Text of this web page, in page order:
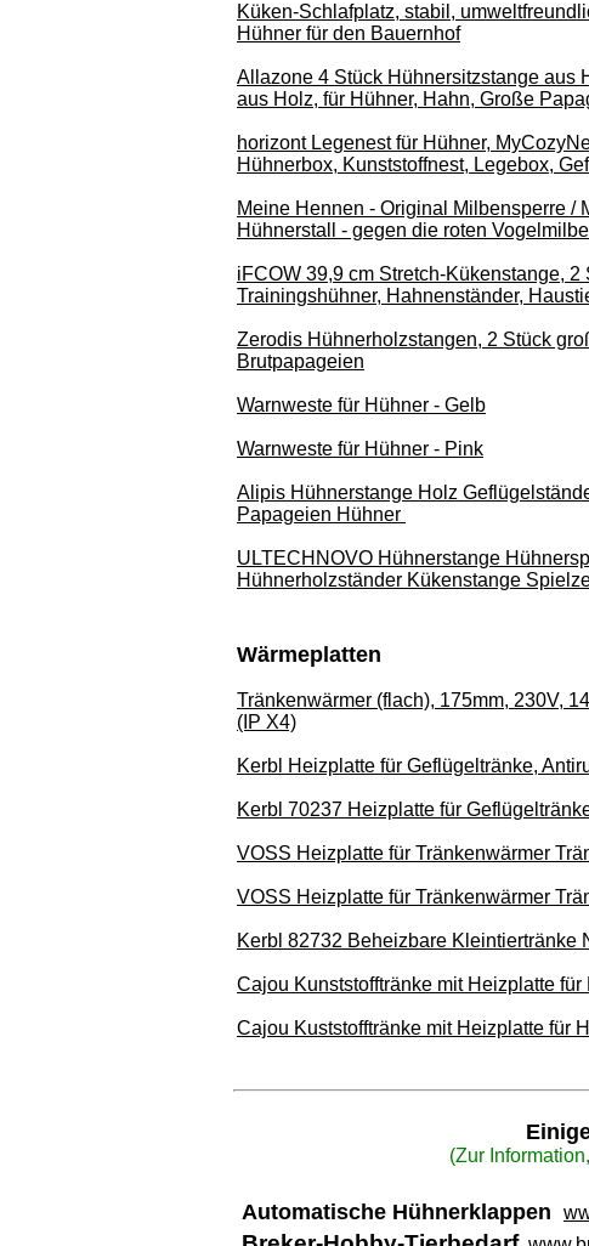
Küken-Schlafplatz, stabil,
Hühner für den Bauernhof
Allazone 4 Stück Hühnersitzstange aus
aus Holz, für Hühner, Hahn, Große
horizont Legenest für Hühner,
Hühnerbox, Kunststoffnest, Legebox,
Meine Hennen - Original Milbensperre /
Hühnerstall - gegen die roten
iFCOW 39,9 cm Stretch-Kükenstange,
Trainingshühner, Hahnenständer,
Zerodis Hühnerholzstangen, 2 Stück
Brutpapageien
Warnweste für Hühner - Gelb
Warnweste für Hühner - Pink
Alipis Hühnerstange Holz
Papageien Hühner
ULTECHNOVO Hühnerstange
Hühnerholzständer Kükenstange
Wärmeplatten
Tränkenwärmer (flach), 175mm, 230V,
(IP X4)
Kerbl Heizplatte für Geflügeltränke,
Kerbl 70237 Heizplatte für
VOSS Heizplatte für Tränkenwärmer
VOSS Heizplatte für Tränkenwärmer
Kerbl 82732 Beheizbare Kleintiertränke
Cajou Kunststofftränke mit Heizplatte
Cajou Kuststofftränke mit Heizplatte für
(Zur
Automatische Hühnerklappen